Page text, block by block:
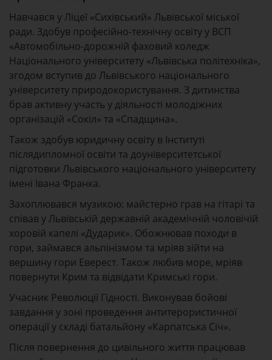
Навчався у Ліцеї «Сихівський» Львівської міської
ради. Здобув професійно-технічну освіту у ВСП
«Автомобільно-дорожній фаховий коледж
Національного університету «Львівська політехніка»,
згодом вступив до Львівського національного
університету природокористування. З дитинства
брав активну участь у діяльності молодіжних
організацій «Сокіл» та «Спадщина».
Також здобув юридичну освіту в Інституті
післядипломної освіти та доуніверситетської
підготовки Львівського національного університету
імені Івана Франка.
Захоплювався музикою: майстерно грав на гітарі та
співав у Львівській державній академічній чоловічій
хоровій капелі «Дударик». Обожнював походи в
гори, займався альпінізмом та мріяв зійти на
вершину гори Еверест. Також любив море, мріяв
повернути Крим та відвідати Кримські гори.
Учасник Революції Гідності. Виконував бойові
завдання у зоні проведення антитерористичної
операції у складі батальйону «Карпатська Січ».
Після повернення до цивільного життя працював